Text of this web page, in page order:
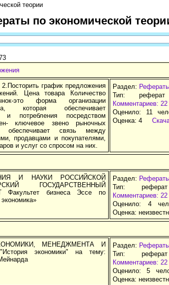
теории
по экономической
график предложения
Цена товара Количество
это форма организации
которая обеспечивает
и потребления посредством
ключевое звено рыночных
связь между
продавцами и покупателями,
и услуг со спросом на них.
Раздел:
Тип:
Комментариев: 22
Оценило: 11
Оценка: 4
И НАУКИ РОССИЙСКОЙ
ГОСУДАРСТВЕННЫЙ
бизнеса Эссе по
Раздел:
Тип:
Комментариев: 22
Оценило: 4
Оценка:
МЕНЕДЖМЕНТА И
экономики" на тему:
Раздел:
Тип:
Комментариев: 22
Оценило: 5
Оценка: